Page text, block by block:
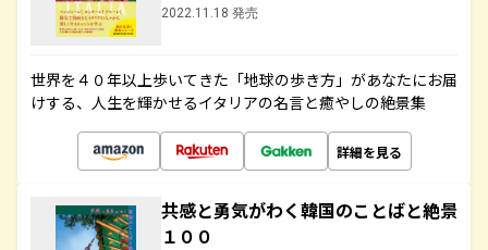
2022.11.18 発売
世界を４０年以上歩いてきた「地球の歩き方」があなたにお届
けする、人生を輝かせるイタリアの名言と癒やしの絶景集
詳細を見る
共感と勇気がわく韓国のことばと絶景
１００